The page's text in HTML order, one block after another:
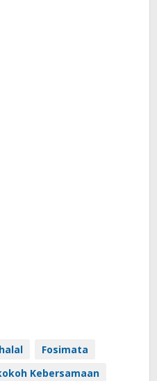
Fosimata
Kebersamaan